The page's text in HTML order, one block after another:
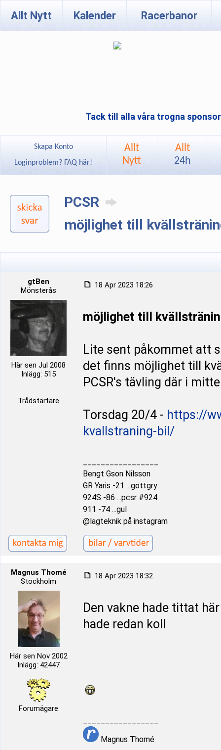
Allt Nytt Kalender Racerbanor
Tack till alla våra trogna
Skapa Konto
Loginproblem? FAQ här!
Allt
Nytt
Allt
24h
PCSR
möjlighet till
gtBen
Mönsterås
Här sen Jul 2008
Inlägg: 515
Trådstartare
18 Apr 2023 18:26
möjlighet till
Lite sent påkommet att
det finns möjlighet till
PCSR's tävling där i
Torsdag 20/4 - https://
kvallstraning-bil/
Bengt Gson Nilsson
GR Yaris -21 ...gottgry
924S -86 ...pcsr #924
911 -74 ...gul
@lagteknik på instagram
Magnus Thomé
Stockholm
Här sen Nov 2002
Inlägg: 42447
Forumägare
18 Apr 2023 18:32
Den vakne hade tittat
hade redan koll
Magnus Thomé